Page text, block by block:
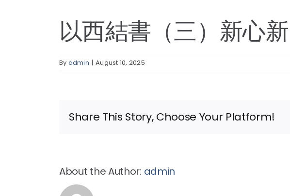
以西結書（三）新心新
By admin | August 10, 2025
Share This Story, Choose Your Platform!
About the Author: admin